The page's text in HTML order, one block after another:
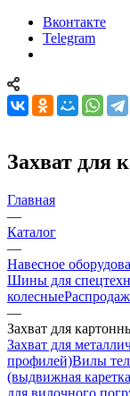
Вконтакте
Telegram
Захват для
Главная
—
Каталог
—
Навесное
Шины для
колесные
—
Захват для
Захват для
профилей)Вилы
(выдвижная
для вилочного